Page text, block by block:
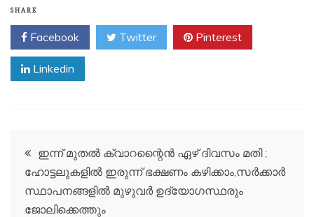
SHARE
Facebook Twitter Pinterest
Linkedin
Post
navigation
ഇന്ന് മുതൽ ക്വാറന്റൈൻ ഏഴ് ദിവസം മതി ;
ഹോട്ടലുകളിൽ ഇരുന്ന് ഭക്ഷണം കഴിക്കാം,സർക്കാർ
സ്ഥാപനങ്ങളിൽ മുഴുവർ ഉദ്യോഗസ്ഥരും
ജോലിക്കെത്തും